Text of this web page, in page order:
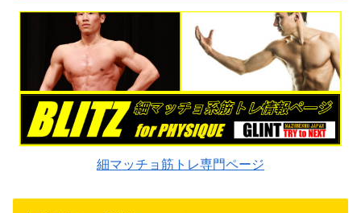
細マッチョ筋トレ専門ページ